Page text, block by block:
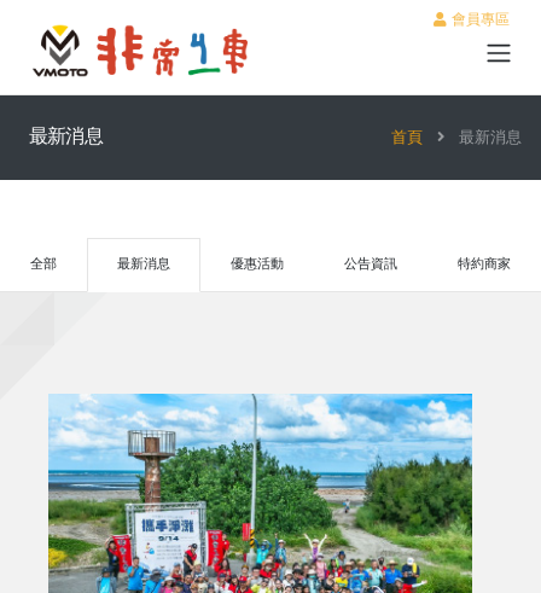
會員專區
最新消息 首頁 最新消息
全部 最新消息 優惠活動 公告資訊 特約商家